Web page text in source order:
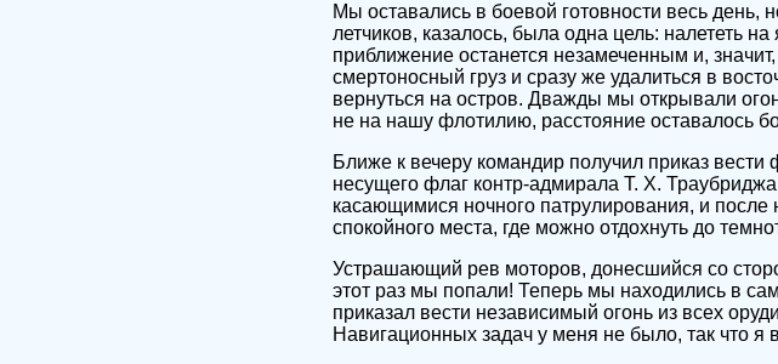
Мы оставались в боевой готовности весь день,
летчиков, казалось, была одна цель: налететь
приближение останется незамеченным и,
смертоносный груз и сразу же удалиться в
вернуться на остров. Дважды мы открывали
не на нашу флотилию, расстояние оставалось
Ближе к вечеру командир получил приказ
несущего флаг контр-адмирала Т. Х.
касающимися ночного патрулирования, и после
спокойного места, где можно отдохнуть до
Устрашающий рев моторов, донесшийся со
этот раз мы попали! Теперь мы находились в
приказал вести независимый огонь из всех
Навигационных задач у меня не было, так что я